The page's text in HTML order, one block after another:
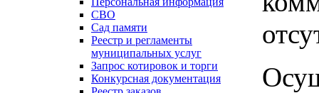
СВО
Сад памяти
Реестр и регламенты
муниципальных услуг
Запрос котировок и торги
Конкурсная документация